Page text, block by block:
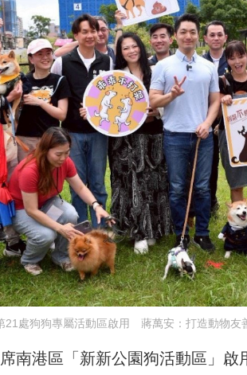
21處狗狗專屬活動區啟用 蔣萬安：打造動物友
南港區「新新公園狗活動區」